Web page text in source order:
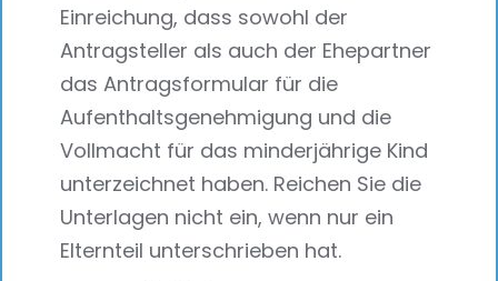
Einreichung, dass sowohl der
Antragsteller als auch der Ehepartner
das Antragsformular für die
Aufenthaltsgenehmigung und die
Vollmacht für das minderjährige Kind
unterzeichnet haben. Reichen Sie die
Unterlagen nicht ein, wenn nur ein
Elternteil unterschrieben hat.